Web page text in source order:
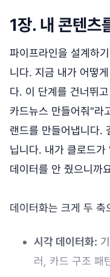
1장. 내 콘텐츠
파이프라인을 설계하
니다. 지금 내가 어떻
다. 이 단계를 건너뛰
카드뉴스 만들어줘"라
랜드를 만들어냅니다.
닙니다. 내가 클로드
데이터를 안 줬으니까
데이터화는 크게 두 축
시각 데이터화:
러, 카드 구조 패